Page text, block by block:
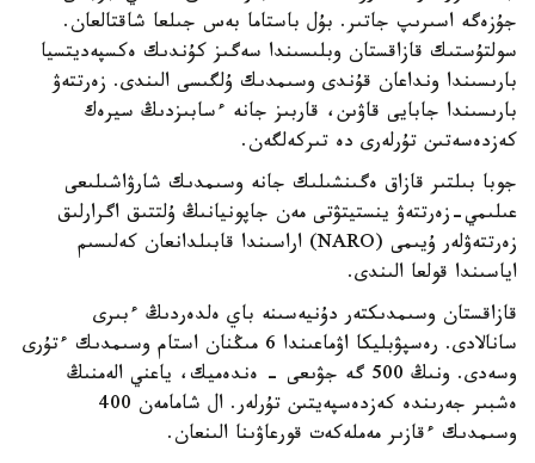
جۇزەگە اسىرىپ جاتىر. بۇل باستاما بەس جىلعا شاقتالعان.
سولتۇستىك قازاقستان وبلىسىندا سەگىز كۇندىك ەكسپەديتسيا
بارىسىندا ونداعان قۇندى وسىمدىك ۇلگىسى الىندى. زەرتتەۋ
بارىسىندا جابايى قاۋىن، قاربىز جانە ءسابىزدىڭ سيرەك
كەزدەسەتىن تۇرلەرى دە تىركەلگەن.
جوبا بىلتىر قازاق ەگىنشىلىك جانە وسىمدىك شارۋاشىلىعى
عىلىمي-زەرتتەۋ ينستيتۋتى مەن جاپونيانىڭ ۇلتتىق اگرارلىق
زەرتتەۋلەر ۇيىمى (NARO) اراسىندا قابىلدانعان كەلىسىم
اياسىندا قولعا الىندى.
قازاقستان وسىمدىكتەر دۇنيەسىنە باي ەلدەردىڭ ءبىرى
سانالادى. رەسپۋبليكا اۋماعىندا 6 مىڭنان استام وسىمدىك ءتۇرى
وسەدى. ونىڭ 500 گە جۋىعى - ەندەميك، ياعني الەمنىڭ
ەشبىر جەرىندە كەزدەسپەيتىن تۇرلەر. ال شامامەن 400
وسىمدىك ءقازىر مەملەكەت قورعاۋىنا الىنعان.